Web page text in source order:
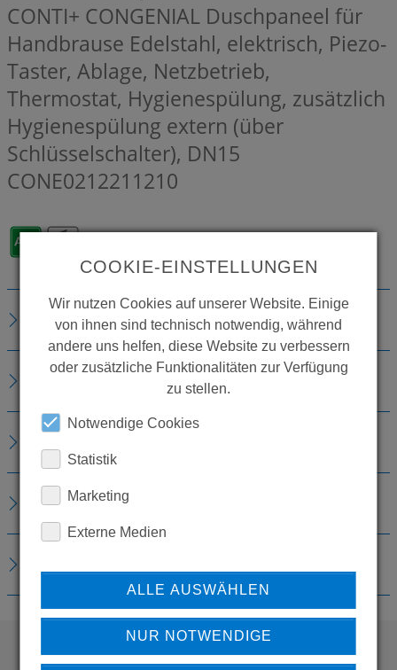
CONTI+ CONGENIAL Duschpaneel für
Handbrause Edelstahl, elektrisch, Piezo-
Taster, Ablage, Netzbetrieb,
Thermostat, Hygienespülung, zusätzlich
Hygienespülung extern (über
Schlüsselschalter), DN15
CONE0212211210
BESCHREIBUNG
TECHNISCHE DETAILS
ERSATZTEILE
COOKIE-EINSTELLUNGEN
Wir nutzen Cookies auf unserer Website. Einige
von ihnen sind technisch notwendig, während
andere uns helfen, diese Website zu verbessern
oder zusätzliche Funktionalitäten zur Verfügung
zu stellen.
Notwendige Cookies
Statistik
Marketing
Externe Medien
ALLE AUSWÄHLEN
NUR NOTWENDIGE